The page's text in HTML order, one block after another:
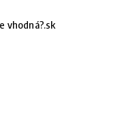
vhodná?.sk